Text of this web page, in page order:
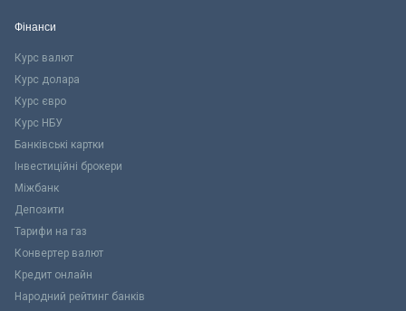
Фінанси
Курс валют
Курс долара
Курс євро
Курс НБУ
Банківські картки
Інвестиційні брокери
Міжбанк
Депозити
Тарифи на газ
Конвертер валют
Кредит онлайн
Народний рейтинг банків